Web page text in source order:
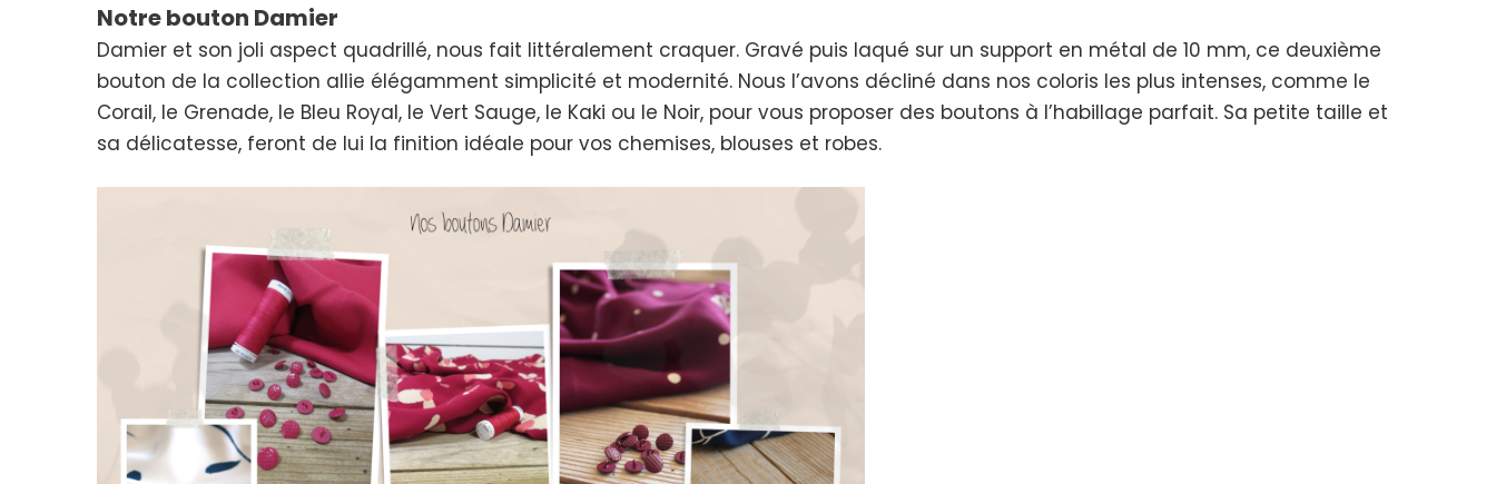
Notre bouton Damier
Damier et son joli aspect quadrillé, nous fait littéralement craquer. Gravé puis laqué sur un support en métal de 10 mm, ce deuxième
bouton de la collection allie élégamment simplicité et modernité. Nous l’avons décliné dans nos coloris les plus intenses, comme le
Corail, le Grenade, le Bleu Royal, le Vert Sauge, le Kaki ou le Noir, pour vous proposer des boutons à l’habillage parfait. Sa petite taille et
sa délicatesse, feront de lui la finition idéale pour vos chemises, blouses et robes.